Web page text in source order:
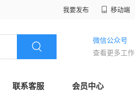
我要发布 移动端
微信公众号
查看更多工作
联系客服 会员中心